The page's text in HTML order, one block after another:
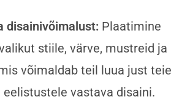
disainivõimalust: Plaatimine
stiile, värve, mustreid ja
võimaldab teil luua just teie
vastava disaini.